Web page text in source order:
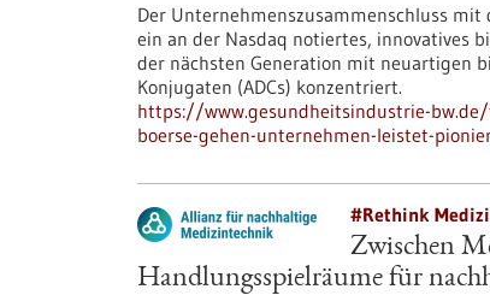
Der Unternehmenszusammenschluss mit
ein an der Nasdaq notiertes, innovatives
der nächsten Generation mit neuartigen
Konjugaten (ADCs) konzentriert.
https://www.gesundheitsindustrie-
boerse-gehen-unternehmen-leistet-
#Rethink
Zwischen
Handlungsspielräume für